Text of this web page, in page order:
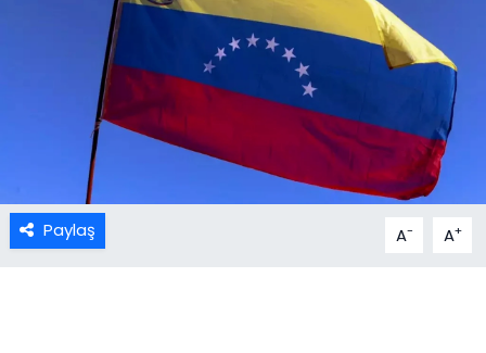
Paylaş A- A+